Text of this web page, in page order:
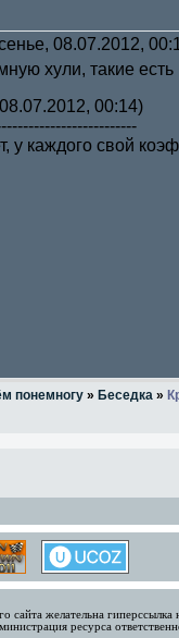
08.07.2012,
хули, такие есть
00:14)
у каждого свой
понемногу » Беседка »
сайта желательна
ресурса